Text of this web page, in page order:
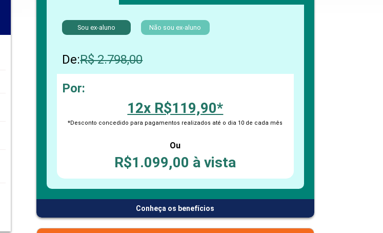
PROPEPE
Sou ex-aluno Não sou ex-aluno
De:R$ 2.798,00
Por:
12x R$119,90*
*Desconto concedido para pagamentos realizados até o dia 10 de cada mês
Ou
R$1.099,00 à vista
Conheça os benefícios